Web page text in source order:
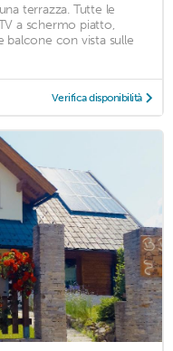
terrazza. Tutte le
a schermo piatto,
balcone con vista sulle
Verifica disponibilità